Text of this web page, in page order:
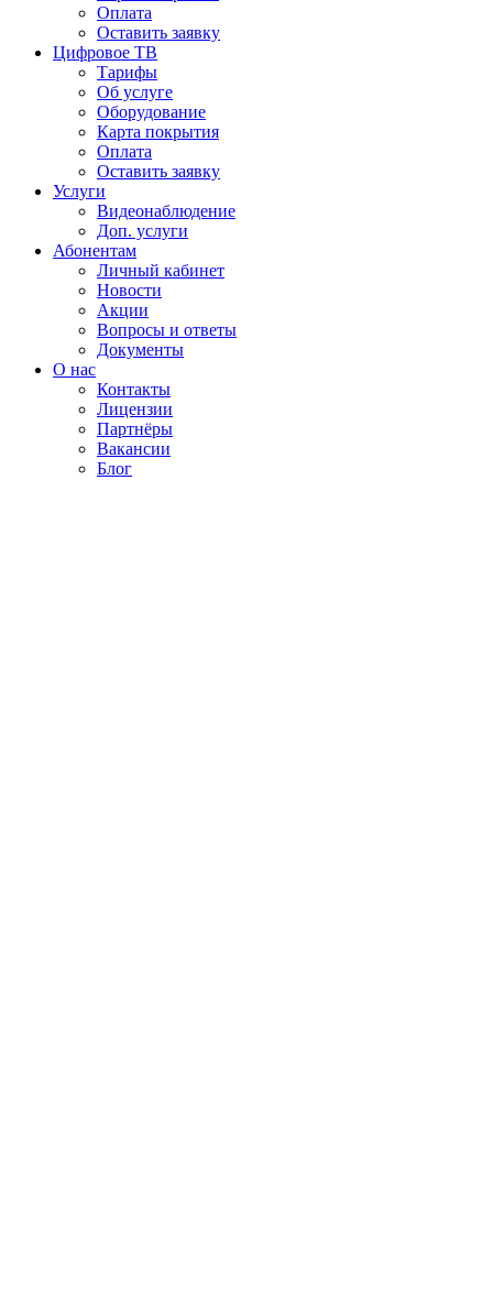
Оплата
Оставить заявку
Цифровое ТВ
Тарифы
Об услуге
Оборудование
Карта покрытия
Оплата
Оставить заявку
Услуги
Видеонаблюдение
Доп. услуги
Абонентам
Личный кабинет
Новости
Акции
Вопросы и ответы
Документы
О нас
Контакты
Лицензии
Партнёры
Вакансии
Блог